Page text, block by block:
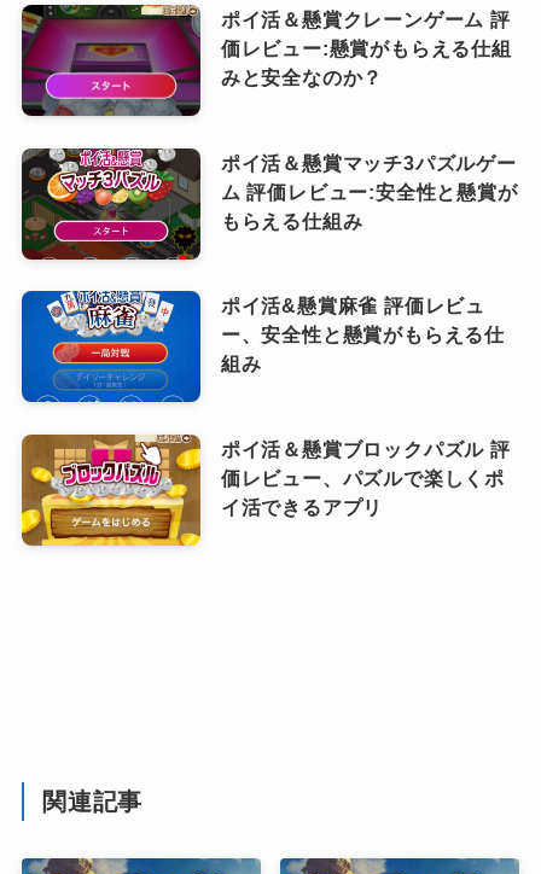
ポイ活＆懸賞クレーンゲーム 評
価レビュー:懸賞がもらえる仕組
みと安全なのか？
ポイ活＆懸賞マッチ3パズルゲー
ム 評価レビュー:安全性と懸賞が
もらえる仕組み
ポイ活&懸賞麻雀 評価レビュ
ー、安全性と懸賞がもらえる仕
組み
ポイ活＆懸賞ブロックパズル 評
価レビュー、パズルで楽しくポ
イ活できるアプリ
関連記事